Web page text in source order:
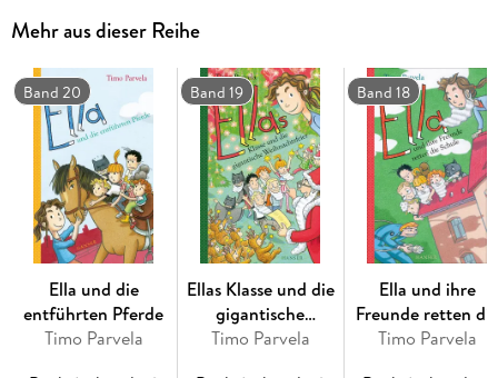
Mehr aus dieser Reihe
Band 20
Ella und die
entführten Pferde
Timo Parvela
Band 19
Ellas Klasse und die
gigantische
Weihnachtsfeier
Timo Parvela
Band 18
Ella und ihre
Freunde retten die
Schule
Timo Parvela